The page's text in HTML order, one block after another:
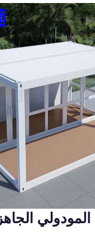
المودولي الجاهز